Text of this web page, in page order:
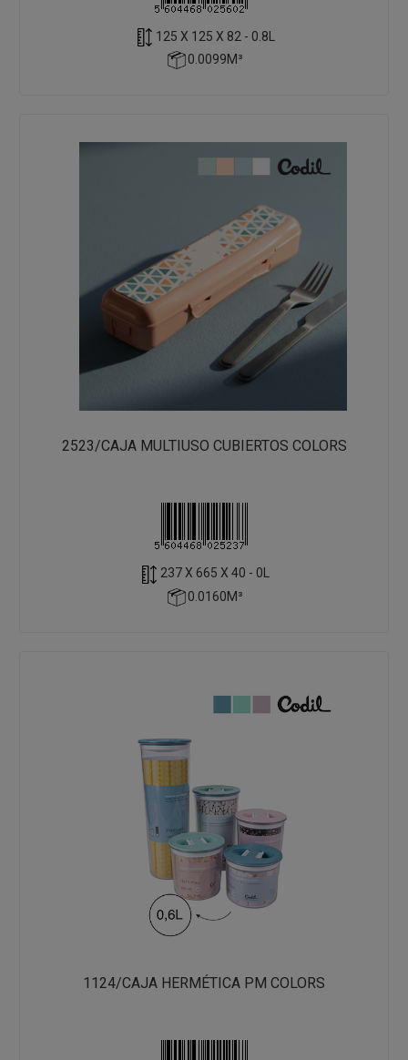
125 X 125 X 82 - 0.8L
0.0099M³
2523/CAJA MULTIUSO CUBIERTOS COLORS
237 X 665 X 40 - 0L
0.0160M³
1124/CAJA HERMÉTICA PM COLORS